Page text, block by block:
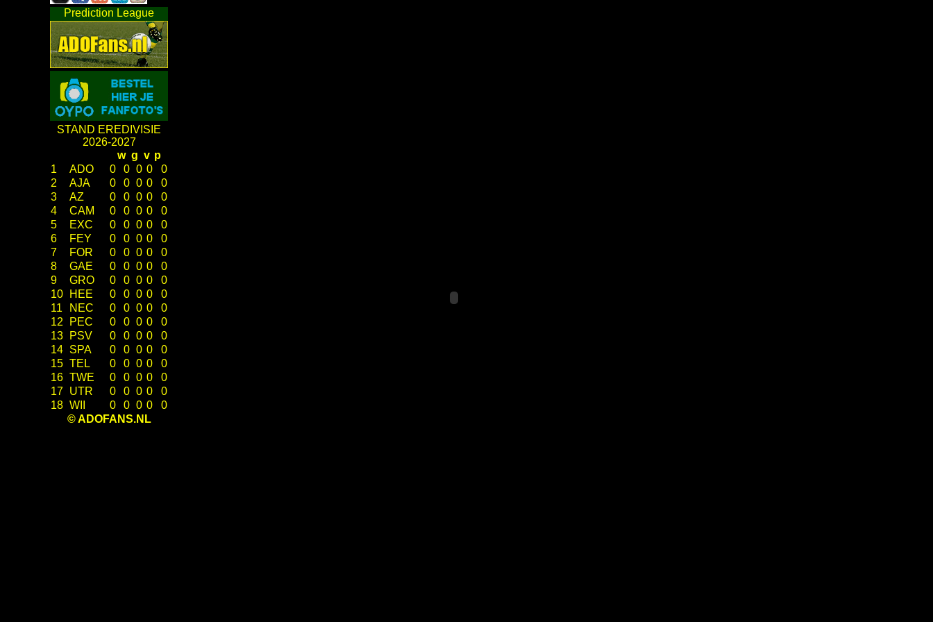
Prediction League
STAND EREDIVISIE
2026-2027
w g v p
1
ADO 0 0 0 0
0
2
AJA 0 0 0 0
0
3
AZ 0 0 0 0
0
4
CAM 0 0 0 0
0
5
EXC 0 0 0 0
0
6
FEY 0 0 0 0
0
7
FOR 0 0 0 0
0
8
GAE 0 0 0 0
0
9
GRO 0 0 0 0
0
10
HEE 0 0 0 0
0
11
NEC 0 0 0 0
0
12
PEC 0 0 0 0
0
13
PSV 0 0 0 0
0
14 SPA 0 0 0 0
0
15 TEL 0 0 0 0
0
16 TWE 0 0 0 0
0
17 UTR 0 0 0 0
0
18 WII 0 0 0 0
0
© ADOFANS.NL